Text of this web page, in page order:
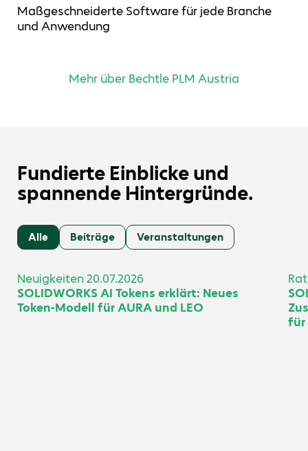
Maßgeschneiderte Software für jede Branche
und Anwendung
Mehr über Bechtle PLM Austria
Fundierte Einblicke und
spannende Hintergründe.
Alle Beiträge Veranstaltungen
Neuigkeiten20.07.2026
SOLIDWORKS AI Tokens erklärt: Neues
Token-Modell für AURA und LEO
für